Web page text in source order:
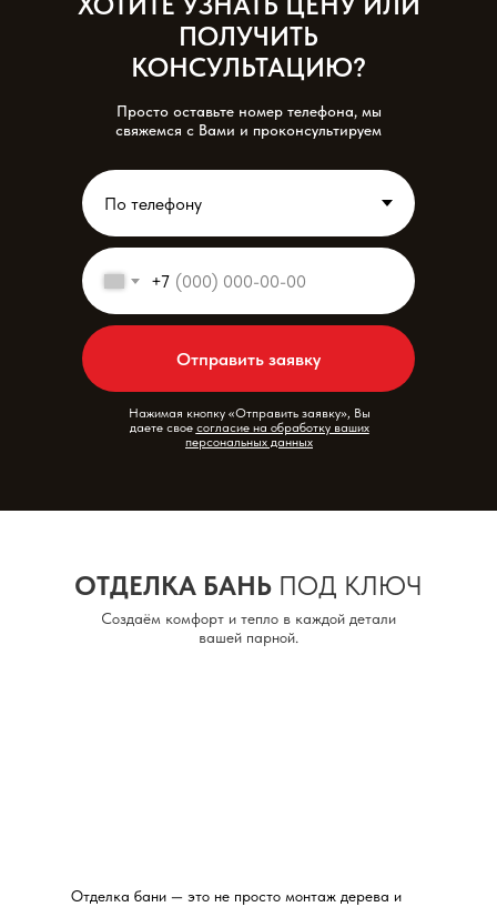
+7
Отправить заявку
Нажимая кнопку «Отправить заявку», Вы
даете свое согласие на обработку ваших
персональных данных
Просто оставьте номер телефона, мы
свяжемся с Вами и проконсультируем
ПОЛУЧИТЬ
КОНСУЛЬТАЦИЮ?
ОТДЕЛКА БАНЬ ПОД КЛЮЧ
Создаём комфорт и тепло в каждой детали
вашей парной.
Отделка бани — это не просто монтаж дерева и